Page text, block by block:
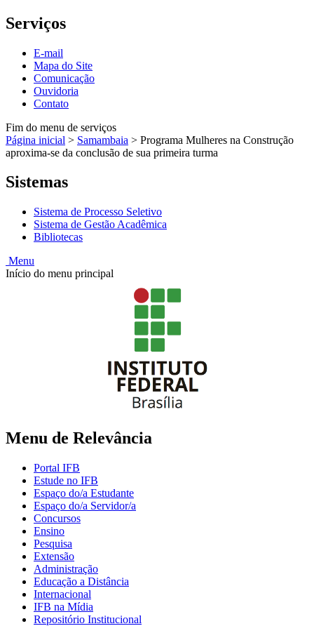
Serviços
E-mail
Mapa do Site
Comunicação
Ouvidoria
Contato
Fim do menu de serviços
Página inicial > Samambaia > Programa Mulheres na Construção
aproxima-se da conclusão de sua primeira turma
Sistemas
Sistema de Processo Seletivo
Sistema de Gestão Acadêmica
Bibliotecas
Menu
Início do menu principal
Menu de Relevância
Portal IFB
Estude no IFB
Espaço do/a Estudante
Espaço do/a Servidor/a
Concursos
Ensino
Pesquisa
Extensão
Administração
Educação a Distância
Internacional
IFB na Mídia
Repositório Institucional